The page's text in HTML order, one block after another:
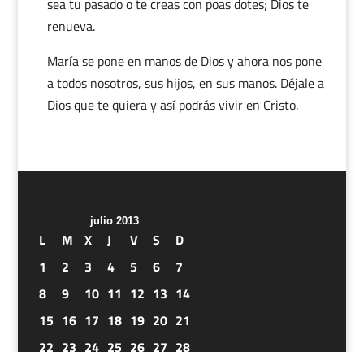
sea tu pasado o te creas con poas dotes; Dios te
renueva.
María se pone en manos de Dios y ahora nos pone
a todos nosotros, sus hijos, en sus manos. Déjale a
Dios que te quiera y así podrás vivir en Cristo.
julio 2013
L M X J V S
D
1
2 3 4 5 6
7
8
9 10 11 12 13 14
15 16 17 18 19 20 21
22 23 24 25 26 27 28